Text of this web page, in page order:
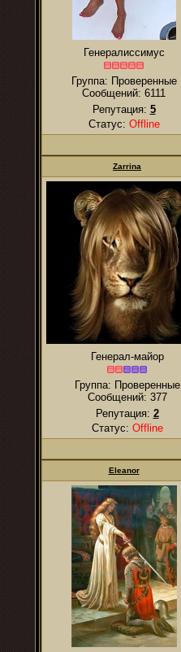
Генералиссимус
Группа: Проверенные
Сообщений: 6111
Репутация: 5
Статус: Offline
Zarrina
Генерал-майор
Группа: Проверенные
Сообщений: 377
Репутация: 2
Статус: Offline
Eleanor